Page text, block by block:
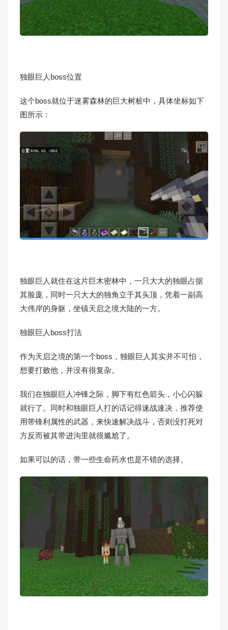
独眼巨人boss位置
这个boss就位于迷雾森林的巨大树桩中，具体坐标如下
图所示：
独眼巨人就住在这片巨木密林中，一只大大的独眼占据
其脸庞，同时一只大大的独角立于其头顶，凭着一副高
大伟岸的身躯，坐镇天启之境大陆的一方。
独眼巨人boss打法
作为天启之境的第一个boss，独眼巨人其实并不可怕，
想要打败他，并没有很复杂。
我们在独眼巨人冲锋之际，脚下有红色箭头，小心闪躲
就行了。同时和独眼巨人打的话记得速战速决，推荐使
用带锋利属性的武器，来快速解决战斗，否则没打死对
方反而被其带进沟里就很尴尬了。
如果可以的话，带一些生命药水也是不错的选择。